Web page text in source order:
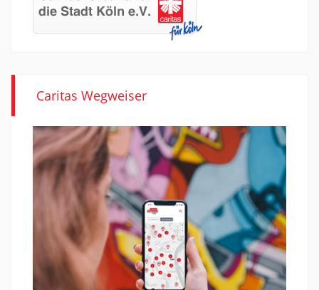
Caritas Wegweiser